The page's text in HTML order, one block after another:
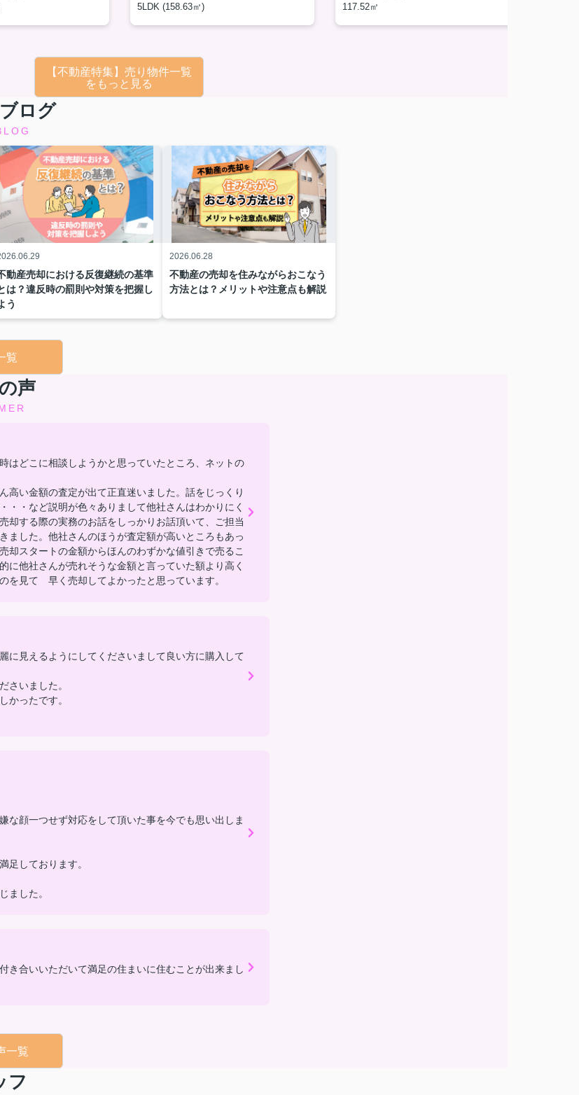
5LDK (158.63㎡)
117.52㎡
【不動産特集】売り物件一覧
をもっと見る
ログ
動産売却における反復継続の基準
は？違反時の罰則や対策を把握し
う
2026.06.28
不動産の売却を住みながらおこなう
方法とは？メリットや注意点も解説
覧
声
はどこに相談しようかと思っていたところ、ネットの
高い金額の査定が出て正直迷いました。話をじっくり
・・など説明が色々ありまして他社さんはわかりにく
却する際の実務のお話をしっかりお話頂いて、ご担当
ました。他社さんのほうが査定額が高いところもあっ
却スタートの金額からほんのわずかな値引きで売るこ
に他社さんが売れそうな金額と言っていた額より高く
を見て 早く売却してよかったと思っています。
に見えるようにしてくださいまして良い方に購入して
さいました。
かったです。
な顔一つせず対応をして頂いた事を今でも思い出しま
足しております。
ました。
合いいただいて満足の住まいに住むことが出来まし
一覧
フ